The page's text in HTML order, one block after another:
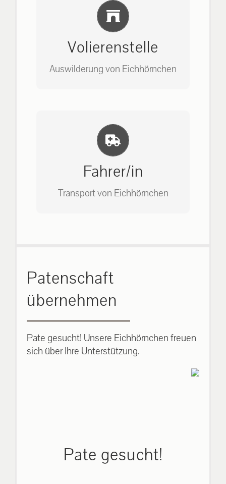
auf: 0162-7909946
Volierenstelle
Auswilderung von Eichhörnchen
Einlernung und Infos
Bitte unter unserem Büro anrufen
auf: 0162-7909946
Fahrer/in
Transport von Eichhörnchen
Einlernung und Infos
auf: 0162-7909946
Patenschaft
übernehmen
Pate gesucht! Unsere Eichhörnchen freuen
sich über Ihre Unterstützung.
Pate gesucht!